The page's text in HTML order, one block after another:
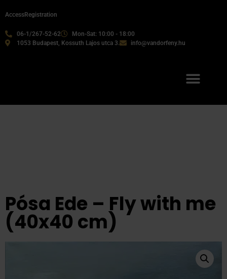
06-1/267-52-62
Mon-Sat: 10:00 - 18:00
1053 Budapest, Kossuth Lajos utca 3.
info@vandorfeny.hu
AccessRegistration
Pósa Ede – Fly with me
(40x40 cm)